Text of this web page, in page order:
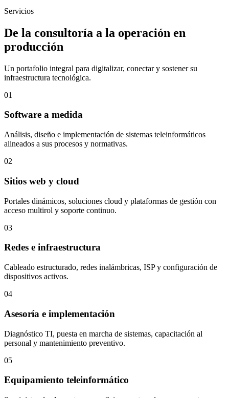
Servicios
De la consultoría a la operación en
producción
Un portafolio integral para digitalizar, conectar y sostener su
infraestructura tecnológica.
01
Software a medida
Análisis, diseño e implementación de sistemas teleinformáticos
alineados a sus procesos y normativas.
02
Sitios web y cloud
Portales dinámicos, soluciones cloud y plataformas de gestión con
acceso multirol y soporte continuo.
03
Redes e infraestructura
Cableado estructurado, redes inalámbricas, ISP y configuración de
dispositivos activos.
04
Asesoría e implementación
Diagnóstico TI, puesta en marcha de sistemas, capacitación al
personal y mantenimiento preventivo.
05
Equipamiento teleinformático